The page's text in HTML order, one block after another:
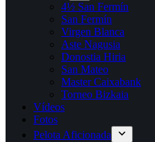
4½ San Fermín
San Fermín
Virgen Blanca
Aste Nagusia
Donostia Hiria
San Mateo
Master Caixabank
Torneo Bizkaia
Vídeos
Fotos
Pelota Aficionada